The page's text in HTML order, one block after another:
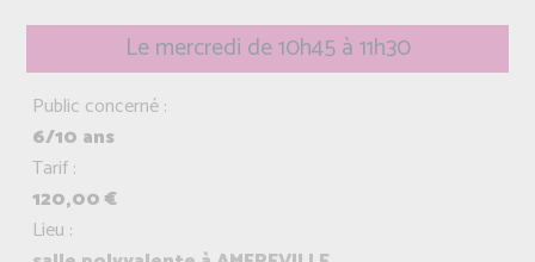
Le mercredi de 10h45 à 11h30
Public concerné :
6/10 ans
Tarif :
120,00 €
Lieu :